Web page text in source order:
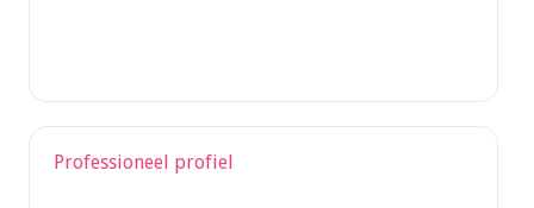
Professioneel profiel